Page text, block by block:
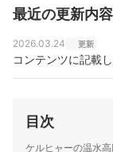
最近の更新内容
2026.03.24 更新
コンテンツに記載
目次
ケルヒャーの温水